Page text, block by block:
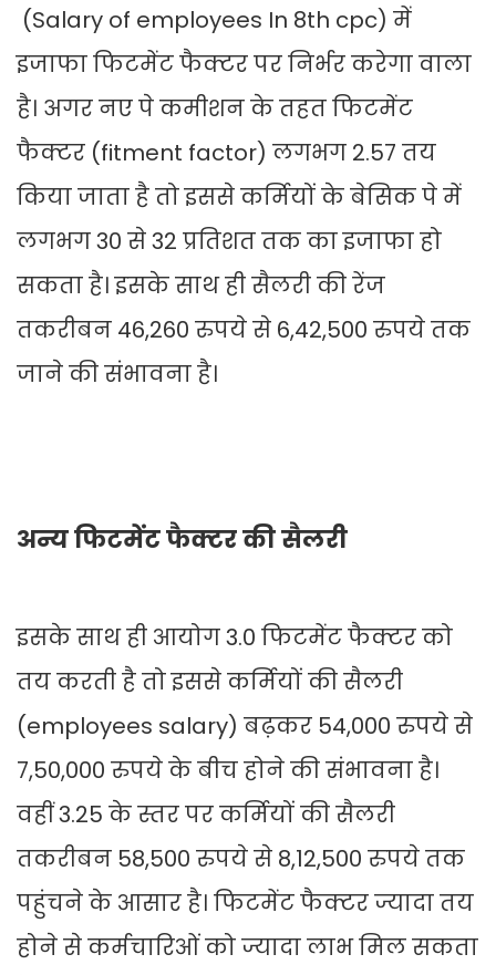
(Salary of employees In 8th cpc) में
इजाफा फिटमेंट फैक्टर पर निर्भर करेगा वाला
है। अगर नए पे कमीशन के तहत फिटमेंट
फैक्टर (fitment factor) लगभग 2.57 तय
किया जाता है तो इससे कर्मियों के बेसिक पे में
लगभग 30 से 32 प्रतिशत तक का इजाफा हो
सकता है। इसके साथ ही सैलरी की रेंज
तकरीबन 46,260 रुपये से 6,42,500 रुपये तक
जाने की संभावना है।
अन्य फिटमेंट फैक्टर की सैलरी
इसके साथ ही आयोग 3.0 फिटमेंट फैक्टर को
तय करती है तो इससे कर्मियों की सैलरी
(employees salary) बढ़कर 54,000 रुपये से
7,50,000 रुपये के बीच होने की संभावना है।
वहीं 3.25 के स्तर पर कर्मियों की सैलरी
तकरीबन 58,500 रुपये से 8,12,500 रुपये तक
पहुंचने के आसार है। फिटमेंट फैक्टर ज्यादा तय
होने से कर्मचारिओं को ज्यादा लाभ मिल सकता